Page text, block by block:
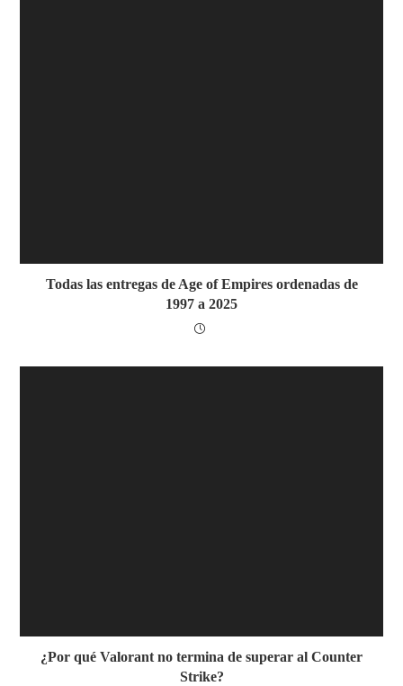
Todas las entregas de Age of Empires ordenadas de
1997 a 2025
¿Por qué Valorant no termina de superar al Counter
Strike?